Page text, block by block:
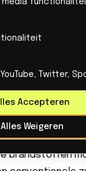
brandstoffen
dit dankzij
brandstoffen
media
Twitter,
Alles Weigeren
Accepteren